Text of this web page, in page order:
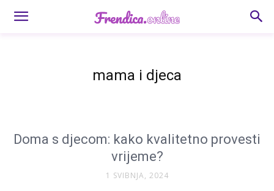
mama i djeca
Doma s djecom: kako kvalitetno provesti
vrijeme?
1 SVIBNJA, 2024